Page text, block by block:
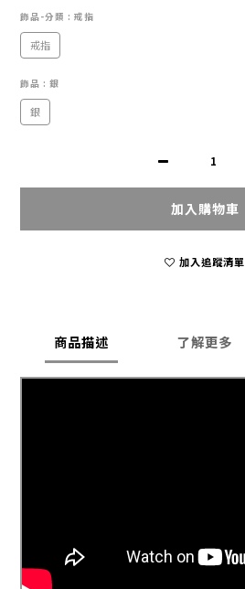
飾品-分類 : 戒指
戒指
飾品 : 銀
銀
加入購物車
加入追蹤清單
商品描述 了解更多